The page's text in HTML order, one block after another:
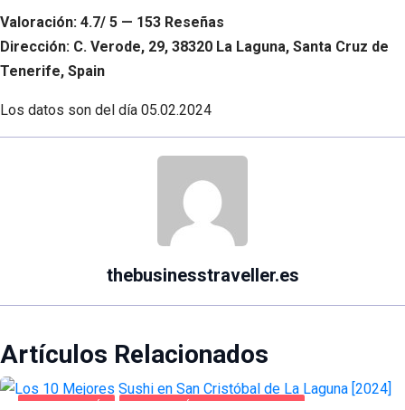
Valoración: 4.7/ 5 — 153 Reseñas
Dirección: C. Verode, 29, 38320 La Laguna, Santa Cruz de
Tenerife, Spain
Los datos son del día 05.02.2024
thebusinesstraveller.es
Artículos Relacionados